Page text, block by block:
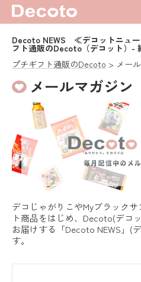
Decoto NEWS ≪デコットニュ
フト通販のDecoto（デコット）-
プチギフト通販のDecoto
メー
メールマガジン
デコじゃがりこやMyブラック
ト商品をはじめ、Decoto(デコ
お届けする「Decoto NEWS」(
す。